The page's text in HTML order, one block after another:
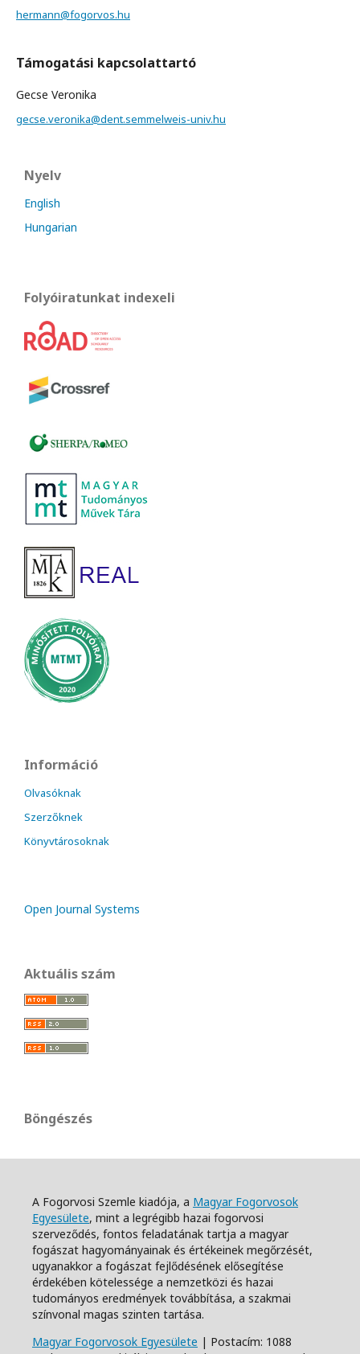
hermann@fogorvos.hu
Támogatási kapcsolattartó
Gecse Veronika
gecse.veronika@dent.semmelweis-univ.hu
Nyelv
English
Hungarian
Folyóiratunkat indexeli
Információ
Olvasóknak
Szerzőknek
Könyvtárosoknak
Open Journal Systems
Aktuális szám
Böngészés
A Fogorvosi Szemle kiadója, a Magyar Fogorvosok
Egyesülete, mint a legrégibb hazai fogorvosi
szerveződés, fontos feladatának tartja a magyar
fogászat hagyományainak és értékeinek megőrzését,
ugyanakkor a fogászat fejlődésének elősegítése
érdekében kötelessége a nemzetközi és hazai
tudományos eredmények továbbítása, a szakmai
színvonal magas szinten tartása.
Magyar Fogorvosok Egyesülete | Postacím: 1088